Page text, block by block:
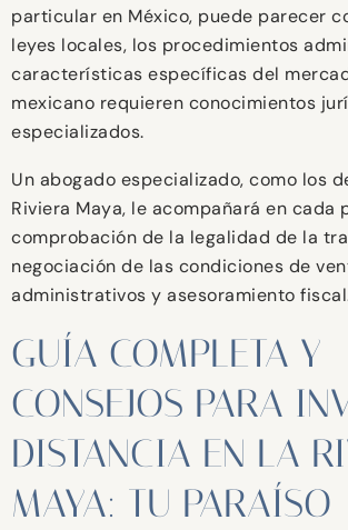
particular en México, puede parecer
leyes locales, los procedimientos
características específicas del
mexicano requieren conocimientos
especializados.
Un abogado especializado, como los
Riviera Maya, le acompañará en cada
comprobación de la legalidad de la
negociación de las condiciones de
administrativos y asesoramiento
GUÍA COMPLETA Y
CONSEJOS PARA
DISTANCIA EN LA
MAYA: TU PARAÍSO